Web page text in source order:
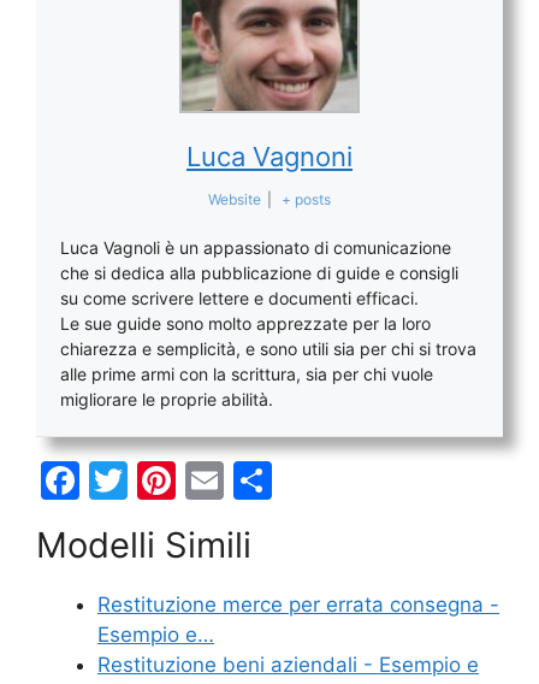
Luca Vagnoni
Website + posts
Luca Vagnoli è un appassionato di comunicazione
che si dedica alla pubblicazione di guide e consigli
su come scrivere lettere e documenti efficaci.
Le sue guide sono molto apprezzate per la loro
chiarezza e semplicità, e sono utili sia per chi si trova
alle prime armi con la scrittura, sia per chi vuole
migliorare le proprie abilità.
F
c
e
b
o
T
itt
er
Pi
er
e
st
E
ai
l
di
di
Modelli Simili
Restituzione merce per errata consegna -
Esempio e…
Restituzione beni aziendali - Esempio e